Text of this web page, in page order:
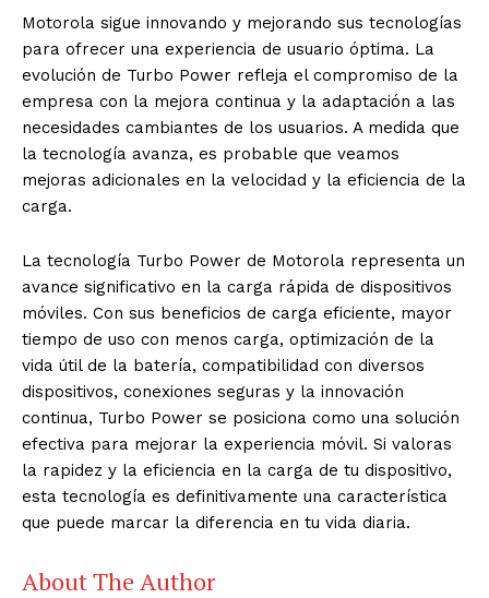
Motorola sigue innovando y mejorando sus tecnologías
para ofrecer una experiencia de usuario óptima. La
evolución de Turbo Power refleja el compromiso de la
empresa con la mejora continua y la adaptación a las
necesidades cambiantes de los usuarios. A medida que
la tecnología avanza, es probable que veamos
mejoras adicionales en la velocidad y la eficiencia de la
carga.
La tecnología Turbo Power de Motorola representa un
avance significativo en la carga rápida de dispositivos
móviles. Con sus beneficios de carga eficiente, mayor
tiempo de uso con menos carga, optimización de la
vida útil de la batería, compatibilidad con diversos
dispositivos, conexiones seguras y la innovación
continua, Turbo Power se posiciona como una solución
efectiva para mejorar la experiencia móvil. Si valoras
la rapidez y la eficiencia en la carga de tu dispositivo,
esta tecnología es definitivamente una característica
que puede marcar la diferencia en tu vida diaria.
About The Author